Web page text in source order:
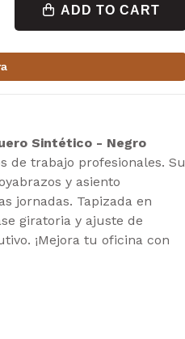
ADD TO CART
Sintético - Negro
de trabajo profesionales. Su
y asiento
jornadas. Tapizada en
giratoria y ajuste de
¡Mejora tu oficina con